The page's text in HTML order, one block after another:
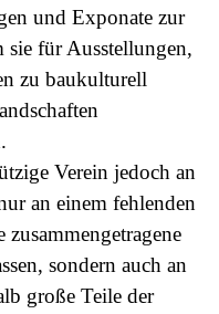
und Exponate zur
sie für Ausstellungen,
zu baukulturell
Verein jedoch an
an einem fehlenden
sondern auch an
große Teile der